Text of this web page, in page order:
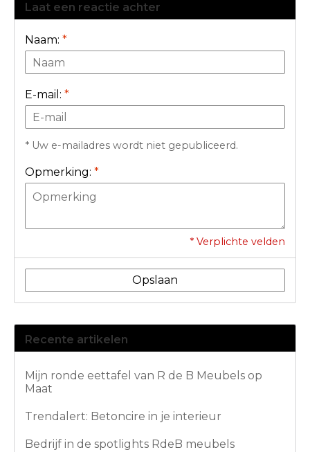
Laat een reactie achter
Naam: *
E-mail: *
* Uw e-mailadres wordt niet gepubliceerd.
Opmerking: *
* Verplichte velden
Opslaan
Recente artikelen
Mijn ronde eettafel van R de B Meubels op
Maat
Trendalert: Betoncire in je interieur
Bedrijf in de spotlights RdeB meubels